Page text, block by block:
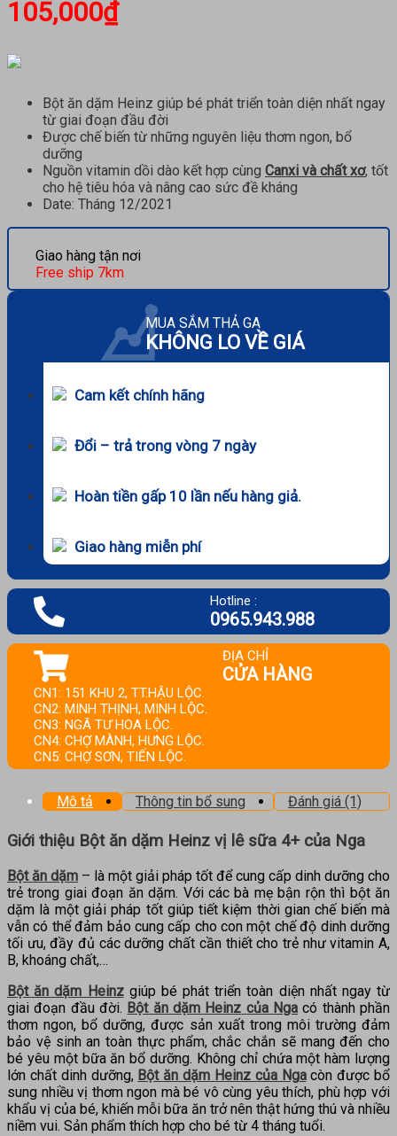
105,000₫
Bột ăn dặm Heinz giúp bé phát triển toàn diện nhất ngay
từ giai đoạn đầu đời
Được chế biến từ những nguyên liệu thơm ngon, bổ
dưỡng
Nguồn vitamin dồi dào kết hợp cùng Canxi và chất xơ, tốt
cho hệ tiêu hóa và nâng cao sức đề kháng
Date: Tháng 12/2021
Giao hàng tận nơi
Free ship 7km
MUA SẮM THẢ GA
KHÔNG LO VỀ GIÁ
Cam kết chính hãng
Đổi – trả trong vòng 7 ngày
Hoàn tiền gấp 10 lần nếu hàng giả.
Giao hàng miễn phí
Hotline :
0965.943.988
ĐỊA CHỈ
CỬA HÀNG
CN1: 151 KHU 2, TT.HẬU LỘC.
CN2: MINH THỊNH, MINH LỘC.
CN3: NGÃ TƯ HOA LỘC.
CN4: CHỢ MÀNH, HƯNG LỘC.
CN5: CHỢ SƠN, TIẾN LỘC.
Mô tả Thông tin bổ sung Đánh giá (1)
Giới thiệu Bột ăn dặm Heinz vị lê sữa 4+ của Nga
Bột ăn dặm – là một giải pháp tốt để cung cấp dinh dưỡng cho
trẻ trong giai đoạn ăn dặm. Với các bà mẹ bận rộn thì bột ăn
dặm là một giải pháp tốt giúp tiết kiệm thời gian chế biến mà
vẫn có thể đảm bảo cung cấp cho con một chế độ dinh dưỡng
tối ưu, đầy đủ các dưỡng chất cần thiết cho trẻ như vitamin A,
B, khoáng chất,…
Bột ăn dặm Heinz giúp bé phát triển toàn diện nhất ngay từ
giai đoạn đầu đời. Bột ăn dặm Heinz của Nga có thành phần
thơm ngon, bổ dưỡng, được sản xuất trong môi trường đảm
bảo vệ sinh an toàn thực phẩm, chắc chắn sẽ mang đến cho
bé yêu một bữa ăn bổ dưỡng. Không chỉ chứa một hàm lượng
lớn chất dinh dưỡng, Bột ăn dặm Heinz của Nga còn được bổ
sung nhiều vị thơm ngon mà bé vô cùng yêu thích, phù hợp với
khẩu vị của bé, khiến mỗi bữa ăn trở nên thật hứng thú và nhiều
niềm vui. Sản phẩm thích hợp cho bé từ 4 tháng tuổi.